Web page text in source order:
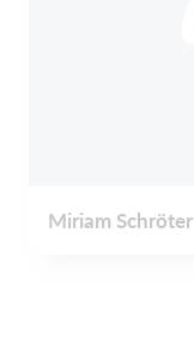
Miriam Schröter